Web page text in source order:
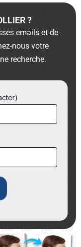
?
emails et de
nous votre
recherche.